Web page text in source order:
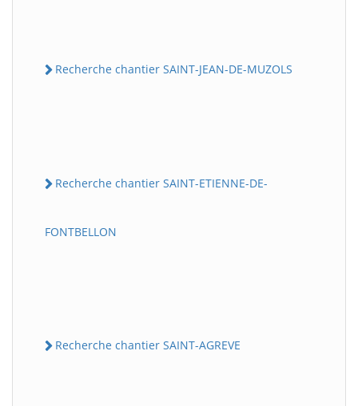
Recherche chantier SAINT-JEAN-DE-MUZOLS
Recherche chantier SAINT-ETIENNE-DE-
FONTBELLON
Recherche chantier SAINT-AGREVE